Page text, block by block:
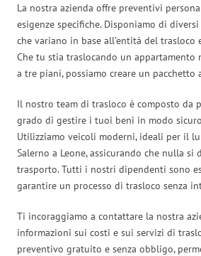
La nostra azienda offre preventivi
esigenze specifiche. Disponiamo di
che variano in base all’entità del trasloco
Che tu stia traslocando un appartamento
a tre piani, possiamo creare un pacchetto
Il nostro team di trasloco è composto da
grado di gestire i tuoi beni in modo
Utilizziamo veicoli moderni, ideali per il
Salerno a Leone, assicurando che nulla
trasporto. Tutti i nostri dipendenti sono
garantire un processo di trasloco senza
Ti incoraggiamo a contattare la nostra
informazioni sui costi e sui servizi di
preventivo gratuito e senza obbligo,